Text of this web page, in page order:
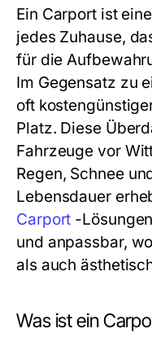
Ein Carport ist
jedes Zuhause,
für die
Im Gegensatz zu
oft
Platz. Diese
Fahrzeuge vor
Regen, Schnee
Lebensdauer
Carport -
und anpassbar,
als auch
Was ist ein